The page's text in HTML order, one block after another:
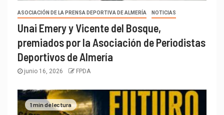
ASOCIACIÓN DE LA PRENSA DEPORTIVA DE ALMERÍA NOTICIAS
Unai Emery y Vicente del Bosque,
premiados por la Asociación de Periodistas
Deportivos de Almería
junio 16, 2026 FPDA
1 min de lectura